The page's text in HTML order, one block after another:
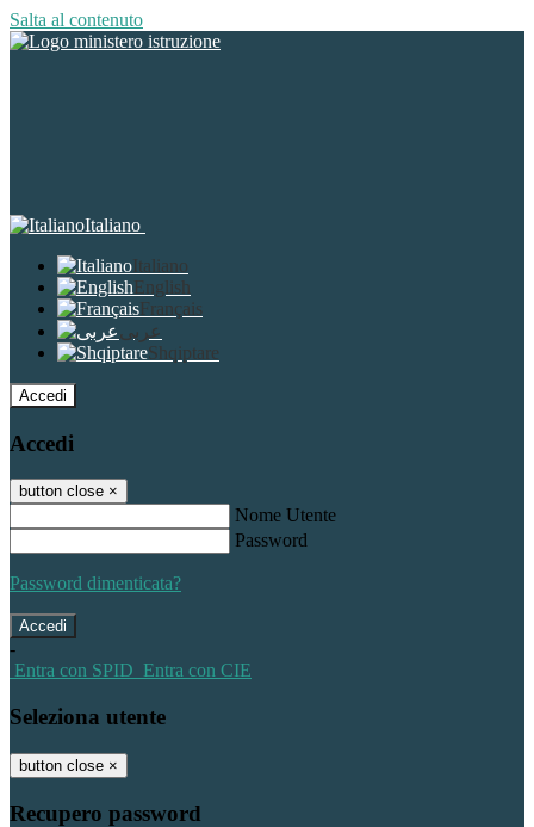
Salta al contenuto
Italiano
Italiano
English
Français
عربى
Shqiptare
Accedi
Accedi
button close ×
Nome Utente
Password
Password dimenticata?
-
Entra con SPID Entra con CIE
Seleziona utente
button close ×
Recupero password